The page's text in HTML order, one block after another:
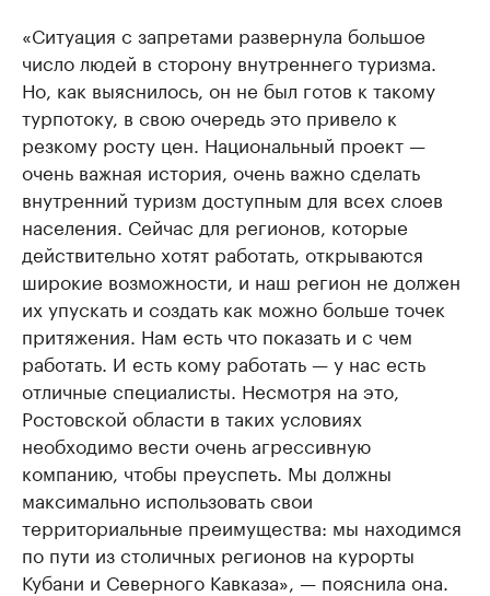
«Ситуация с запретами развернула большое
число людей в сторону внутреннего туризма.
Но, как выяснилось, он не был готов к такому
турпотоку, в свою очередь это привело к
резкому росту цен. Национальный проект —
очень важная история, очень важно сделать
внутренний туризм доступным для всех слоев
населения. Сейчас для регионов, которые
действительно хотят работать, открываются
широкие возможности, и наш регион не должен
их упускать и создать как можно больше точек
притяжения. Нам есть что показать и с чем
работать. И есть кому работать — у нас есть
отличные специалисты. Несмотря на это,
Ростовской области в таких условиях
необходимо вести очень агрессивную
компанию, чтобы преуспеть. Мы должны
максимально использовать свои
территориальные преимущества: мы находимся
по пути из столичных регионов на курорты
Кубани и Северного Кавказа», — пояснила она.